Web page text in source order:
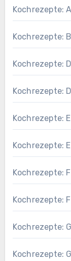
Kochrezepte:
Kochrezepte:
Kochrezepte:
Kochrezepte:
Kochrezepte:
Kochrezepte:
Kochrezepte:
Kochrezepte:
Kochrezepte:
Kochrezepte: